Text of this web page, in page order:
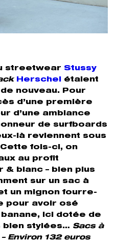
streetwear Stussy
Herschel
étaient
nouveau. Pour
d’une première
d’une ambiance
de surfboards
là reviennent sous
fois-ci, on
au profit
& blanc – bien plus
sur un sac à
un mignon fourre-
pour avoir osé
ici dotée de
bien stylées… Sacs à
Environ 132 euros